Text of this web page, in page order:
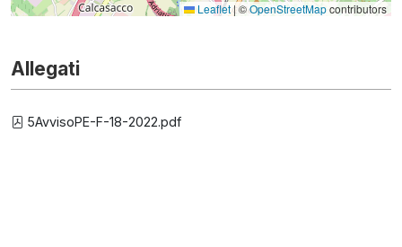
Leaflet|©OpenStreetMapcontributors
Allegati
5AvvisoPE-F-18-2022.pdf